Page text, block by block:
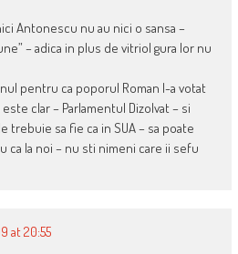
Antonescu nu au nici o sansa –
– adica in plus de vitriol gura lor nu
pentru ca poporul Roman l-a votat
este clar – Parlamentul Dizolvat – si
trebuie sa fie ca in SUA – sa poate
ca la noi – nu sti nimeni care ii sefu
at 20:55